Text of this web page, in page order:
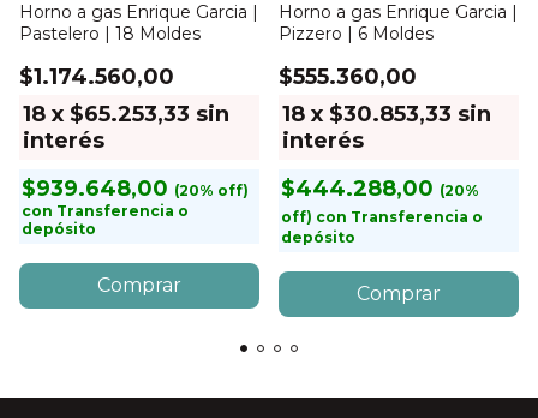
Horno a gas Enrique Garcia |
Pastelero | 18 Moldes
$1.174.560,00
18 x $65.253,33 sin
interés
$939.648,00
con Transferencia o
depósito
Horno a gas Enrique Garcia |
Pizzero | 6 Moldes
$555.360,00
18 x $30.853,33 sin
interés
$444.288,00
con Transferencia o
depósito